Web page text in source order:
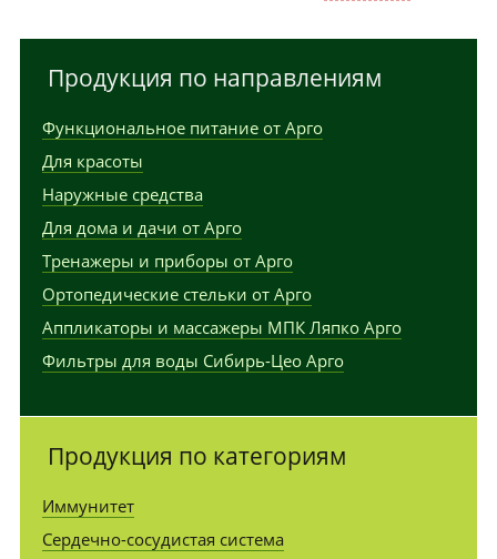
Продукция по направлениям
Функциональное питание от Арго
Для красоты
Наружные средства
Для дома и дачи от Арго
Тренажеры и приборы от Арго
Ортопедические стельки от Арго
Аппликаторы и массажеры МПК Ляпко Арго
Фильтры для воды Сибирь-Цео Арго
Продукция по категориям
Иммунитет
Сердечно-сосудистая система